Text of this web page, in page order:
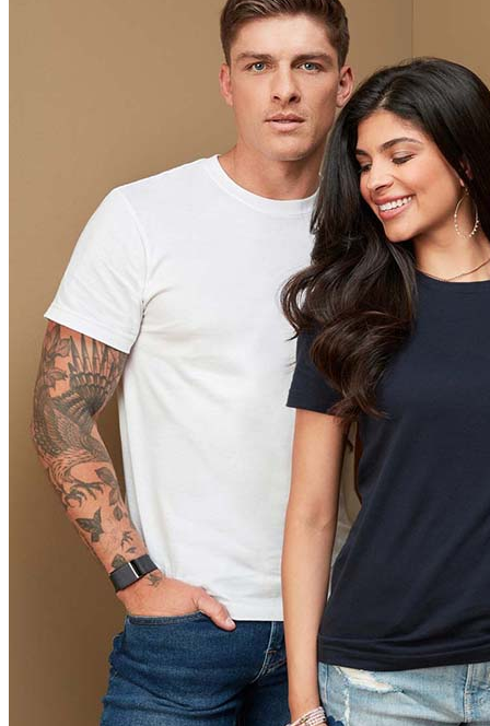
Kiwi Green (KIW)
Kelly Green (KEG)
Hunters Green (HGR)
Military Green (MIL)
Bottle Green (BOG)
Dark Chocolate (DCH)
Natural (NAT)
Blue Midnight Dip (BMD)
Light Grey Melange (LGM)